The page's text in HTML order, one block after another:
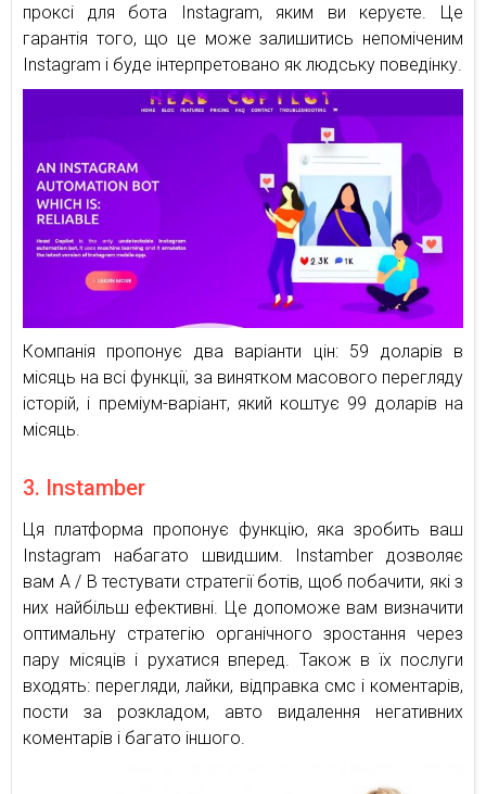
проксі для бота Instagram, яким ви керуєте. Це
гарантія того, що це може залишитись непоміченим
Instagram і буде інтерпретовано як людську поведінку.
Компанія пропонує два варіанти цін: 59 доларів в
місяць на всі функції, за винятком масового перегляду
історій, і преміум-варіант, який коштує 99 доларів на
місяць.
3. Instamber
Ця платформа пропонує функцію, яка зробить ваш
Instagram набагато швидшим. Instamber дозволяє
вам A / B тестувати стратегії ботів, щоб побачити, які з
них найбільш ефективні. Це допоможе вам визначити
оптимальну стратегію органічного зростання через
пару місяців і рухатися вперед. Також в їх послуги
входять: перегляди, лайки, відправка смс і коментарів,
пости за розкладом, авто видалення негативних
коментарів і багато іншого.